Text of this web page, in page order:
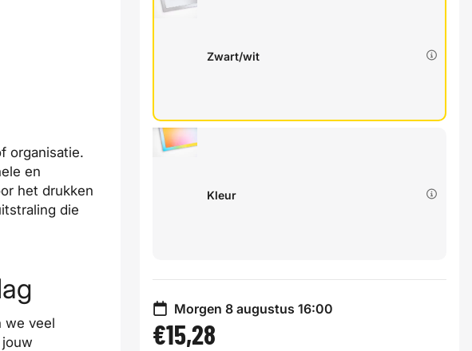
organisatie.
en
het drukken
die
we veel
Zwart/wit
Kleur
Morgen 8 augustus 16:00
€15,28